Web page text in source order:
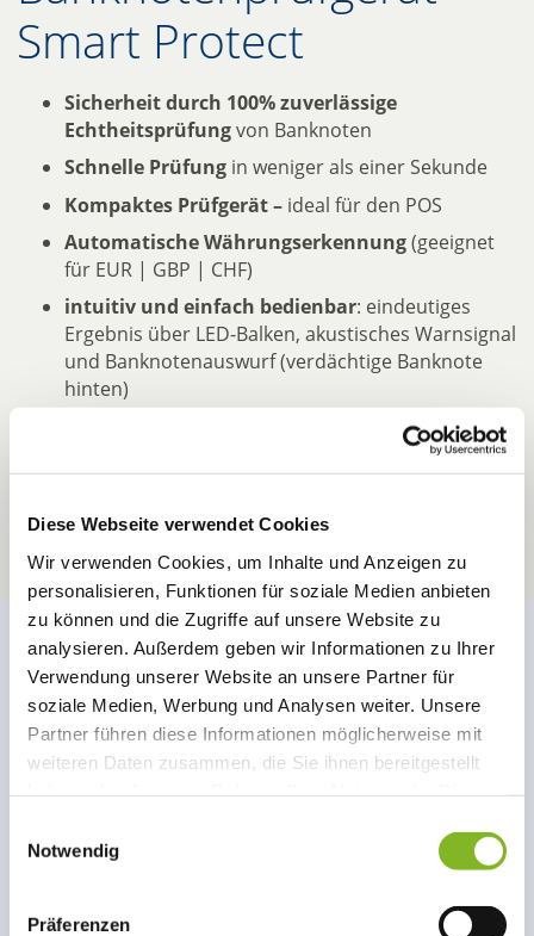
Diese Webseite verwendet Cookies
Wir verwenden Cookies, um Inhalte und Anzeigen zu
personalisieren, Funktionen für soziale Medien anbieten
zu können und die Zugriffe auf unsere Website zu
analysieren. Außerdem geben wir Informationen zu Ihrer
Verwendung unserer Website an unsere Partner für
soziale Medien, Werbung und Analysen weiter. Unsere
Partner führen diese Informationen möglicherweise mit
weiteren Daten zusammen, die Sie ihnen bereitgestellt
Notwendig
Präferenzen
Smart Protect
Sicherheit durch 100% zuverlässige
Echtheitsprüfungvon Banknoten
Schnelle Prüfung in weniger als einer Sekunde
Kompaktes Prüfgerät – ideal für den POS
Automatische Währungserkennung(geeignet
für EUR | GBP | CHF)
intuitiv und einfach bedienbar: eindeutiges
Ergebnis über LED-Balken, akustisches Warnsignal
und Banknotenauswurf (verdächtige Banknote
hinten)